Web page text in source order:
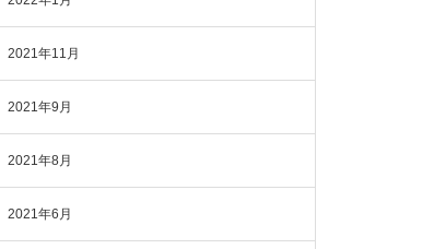
2021年11月
2021年9月
2021年8月
2021年6月